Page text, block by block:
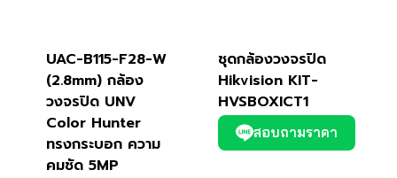
UAC-B115-F28-W
(2.8mm) กล้อง
วงจรปิด UNV
Color Hunter
ทรงกระบอก ความ
คมชัด 5MP
ชุดกล้องวงจรปิด
Hikvision KIT-
HVSBOXICT1
สอบถามราคา